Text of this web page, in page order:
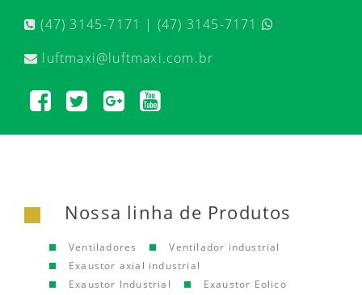
(47) 3145-7171 | (47) 3145-7171
luftmaxi@luftmaxi.com.br
Nossa linha de Produtos
Ventiladores
Ventilador industrial
Exaustor axial industrial
Exaustor Industrial
Exaustor Eolico